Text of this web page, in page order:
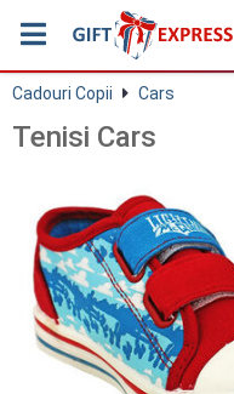
Cadouri Copii Cars
Tenisi Cars